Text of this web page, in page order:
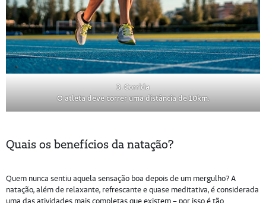
3. Corrida
O atleta deve correr uma distância de 10km.
Quais os benefícios da natação?
Quem nunca sentiu aquela sensação boa depois de um mergulho? A
natação, além de relaxante, refrescante e quase meditativa, é considerada
uma das atividades mais completas que existem – por isso é tão